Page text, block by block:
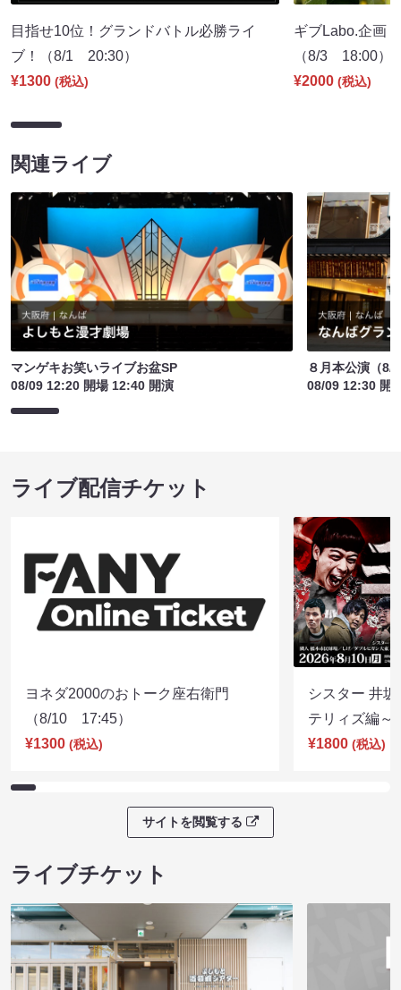
目指せ10位！グランドバトル必勝ライ
ブ！（8/1 20:30）
¥1300 (税込)
ギブLabo.企画
（8/3 18:00）
¥2000 (税込)
関連ライブ
マンゲキお笑いライブお盆SP
08/09 12:20 開場 12:40 開演
８月本公演（8/
08/09 12:30 開
ライブ配信チケット
ヨネダ2000のおトーク座右衛門
（8/10 17:45）
¥1300 (税込)
シスター 井
テリィズ編
¥1800 (税込)
サイトを閲覧する
ライブチケット